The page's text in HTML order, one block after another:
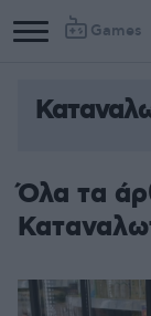
Games
Όλα τα